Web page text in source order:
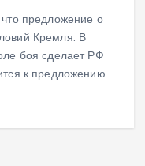
что предложение о
Кремля. В
боя сделает РФ
к предложению